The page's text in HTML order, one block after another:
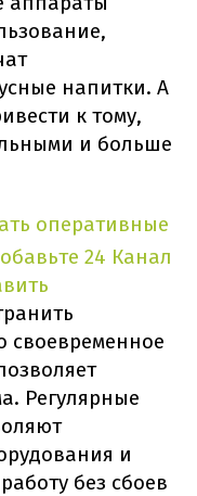
напитки. А
к тому,
и больше
оперативные
24 Канал
своевременное
Регулярные
и
без сбоев